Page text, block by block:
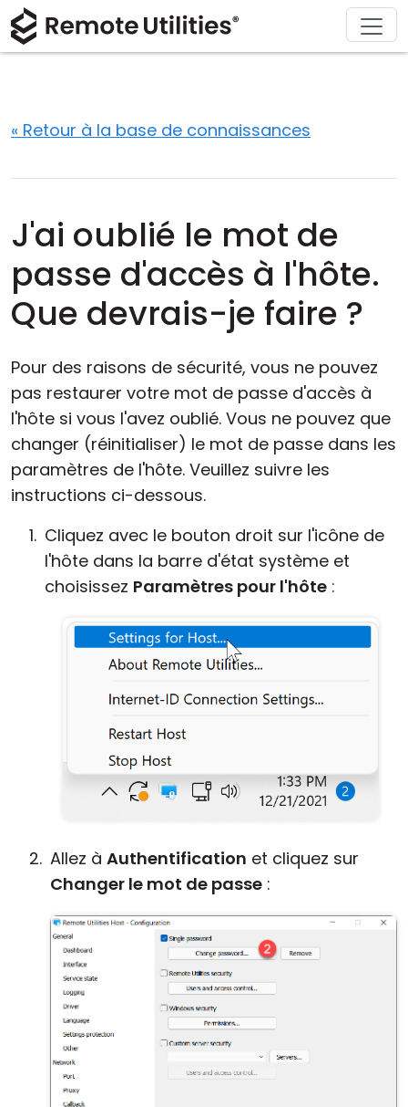
« Retour à la base de connaissances
J'ai oublié le mot de
passe d'accès à l'hôte.
Que devrais-je faire ?
Pour des raisons de sécurité, vous ne pouvez
pas restaurer votre mot de passe d'accès à
l'hôte si vous l'avez oublié. Vous ne pouvez que
changer (réinitialiser) le mot de passe dans les
paramètres de l'hôte. Veuillez suivre les
instructions ci-dessous.
Cliquez avec le bouton droit sur l'icône de
l'hôte dans la barre d'état système et
choisissez Paramètres pour l'hôte :
Allez à Authentification et cliquez sur
Changer le mot de passe :
Produit
Modes de connexion
Accès non surveillé
Configuration MSI
Cloud et sur site
Solutions
Technologie de l'information
Télécharger
Acheter
Support
À propos